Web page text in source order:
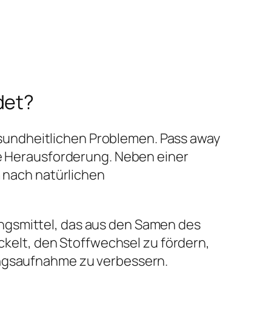
Problemen. Pass away
Neben einer
natürlichen
das aus den Samen des
den Stoffwechsel zu fördern,
zu verbessern.